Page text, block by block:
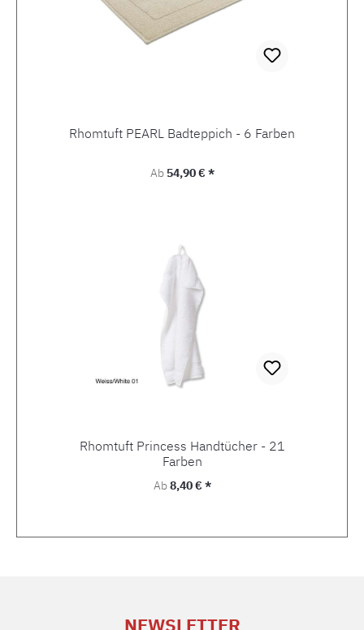
Rhomtuft PEARL Badteppich - 6 Farben
Regulärer Preis:
Ab 54,90 € *
Rhomtuft Princess Handtücher - 21
Farben
Regulärer Preis:
Ab8,40 € *
NEWSLETTER